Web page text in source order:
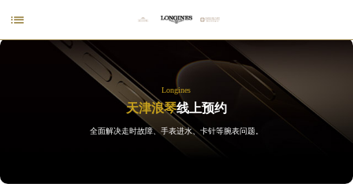

Longines
天津浪琴线上预约
全面解决走时故障、手表进水、卡针等腕表问题。